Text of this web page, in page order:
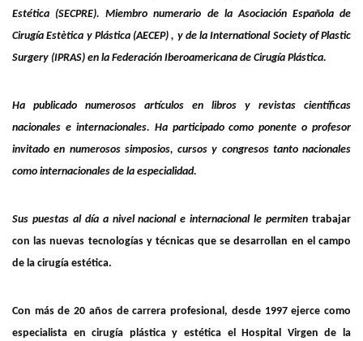
Estética (SECPRE). Miembro numerario de la Asociación Española de
Cirugía Estètica y Plástica (AECEP) , y de la International Society of Plastic
Surgery (IPRAS) en la Federación Iberoamericana de Cirugía Plástica.
Ha publicado numerosos artículos en libros y revistas científicas
nacionales e internacionales. Ha participado como ponente o profesor
invitado en numerosos simposios, cursos y congresos tanto nacionales
como internacionales de la especialidad.
Sus puestas al día a nivel nacional e internacional le permiten trabajar
con las nuevas tecnologías y técnicas que se desarrollan en el campo
de la cirugía estética.
Con más de 20 años de carrera profesional, desde 1997 ejerce como
especialista en cirugía plástica y estética el Hospital Virgen de la